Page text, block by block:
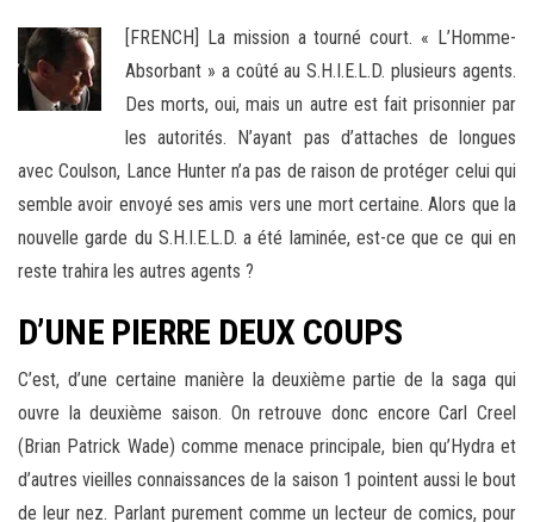
[FRENCH] La mission a tourné court. « L’Homme-
Absorbant » a coûté au S.H.I.E.L.D. plusieurs agents.
Des morts, oui, mais un autre est fait prisonnier par
les autorités. N’ayant pas d’attaches de longues
avec Coulson, Lance Hunter n’a pas de raison de protéger celui qui
semble avoir envoyé ses amis vers une mort certaine. Alors que la
nouvelle garde du S.H.I.E.L.D. a été laminée, est-ce que ce qui en
reste trahira les autres agents ?
D’UNE PIERRE DEUX COUPS
C’est, d’une certaine manière la deuxième partie de la saga qui
ouvre la deuxième saison. On retrouve donc encore Carl Creel
(Brian Patrick Wade) comme menace principale, bien qu’Hydra et
d’autres vieilles connaissances de la saison 1 pointent aussi le bout
de leur nez. Parlant purement comme un lecteur de comics, pour